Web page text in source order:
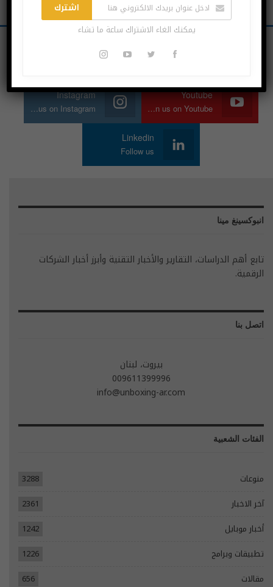
Facebook
Youtube
Join us on Youtube
Instagram
Join us on Instagram
Linkedin
Follow us
انبوكسينغ مينا
تابع أهم الدراسات، التقارير والأخبار التقنية وأبرز أخبار الشركات
الرقمية.
اتصل بنا
بيروت، لبنان
009611399996
info@unboxing-ar.com
الفئات الشعبية
منوعات
3288
آخر الاخبار
2361
أخبار موبايل
1242
تطبيقات وبرامج
1226
مقالات
656
اشترك
يمكنك الغاء الاشتراك ساعة ما تشاء